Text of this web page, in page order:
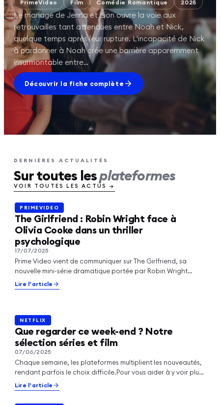
PrimeVideo Film Comédie Romantique 2025
Le mariage de Jenna et Lion ouvre la voie aux
retrouvailles tant attendues entre Noah et Nick,
quelque temps après leur rupture. L'incapacité de Nick
à pardonner à Noah crée une barrière apparemment
insurmontable entre…
Découvrir la fiche complète
DERNIÈRES ACTUALITÉS
Sur toutes lesplateformes
VOIR TOUTES LES ACTUS →
PRIMEVIDEO
PRIMEVIDEO
The Girlfriend : Robin Wright face à
Olivia Cooke dans un thriller
psychologique
17/07/2025
Prime Video vient de communiquer sur The Girlfriend, sa
nouvelle mini-série dramatique portée par Robin Wright
(House of Cards) et Olivia…
Lire l’article
PRIMEVIDEO
Jesse Williams vous ouvre les portes de
l'Hotel Costiera sur Prime Video
Lire l’article
NETFLIX
NETFLIX
Que regarder ce week-end ? Notre
sélection séries et film
07/06/2025
Chaque semaine, les plateformes multiplient les nouveautés,
rendant parfois le choix difficile.Pour vous aider à y voir plus
clair, voici…
Lire l’article